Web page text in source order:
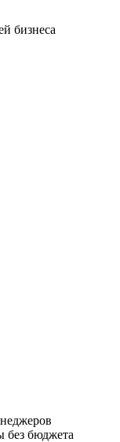
бизнеса
без бюджета